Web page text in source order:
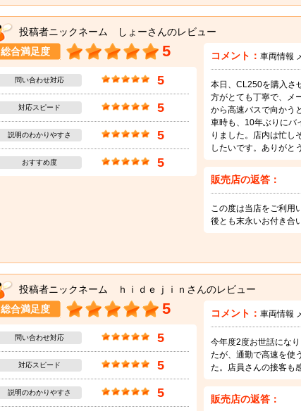
投稿者ニックネーム しょーさんのレビュー
総合満足度 5
問い合わせ対応 5
対応スピード 5
説明のわかりやすさ 5
おすすめ度 5
コメント： 車両情報
本日、CL250を購入さ
方がとても丁寧で、メ
から高速バスで向かう
車時も、10年ぶりにバ
りました。店内は忙し
したいです。ありがと
販売店の返答：
この度は当店をご利用
後とも末永いお付き合
投稿者ニックネーム ｈｉｄｅｊｉｎさんのレビュー
総合満足度 5
問い合わせ対応 5
対応スピード 5
説明のわかりやすさ 5
コメント： 車両情報
今年度2度お世話にな
たが、通勤で高速を使
た。店員さんの接客も
販売店の返答：